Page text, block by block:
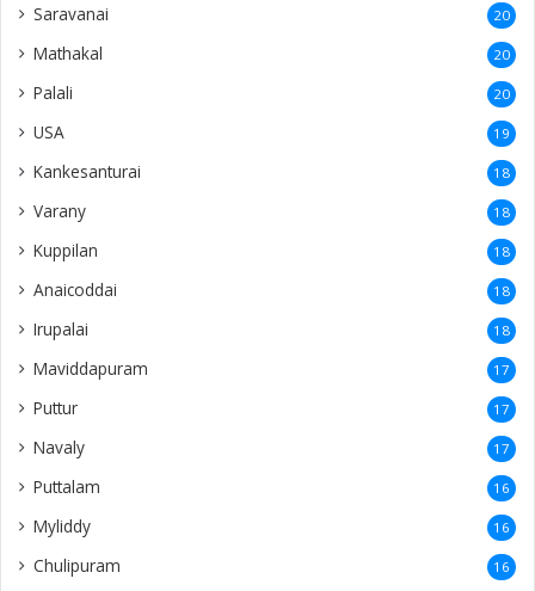
Saravanai 20
Mathakal 20
Palali 20
USA 19
Kankesanturai 18
Varany 18
Kuppilan 18
Anaicoddai 18
Irupalai 18
Maviddapuram 17
Puttur 17
Navaly 17
Puttalam 16
Myliddy 16
Chulipuram 16